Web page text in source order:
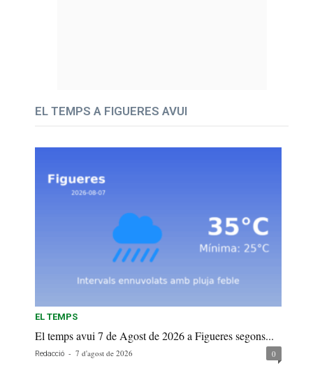
EL TEMPS A FIGUERES AVUI
EL TEMPS
El temps avui 7 de Agost de 2026 a Figueres segons...
Redacció - 7 d'agost de 2026 0